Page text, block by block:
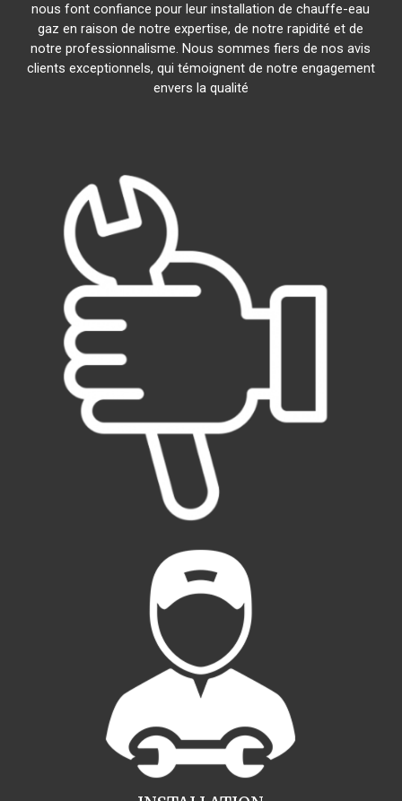
nous font confiance pour leur installation de chauffe-eau
gaz en raison de notre expertise, de notre rapidité et de
notre professionnalisme. Nous sommes fiers de nos avis
clients exceptionnels, qui témoignent de notre engagement
envers la qualité